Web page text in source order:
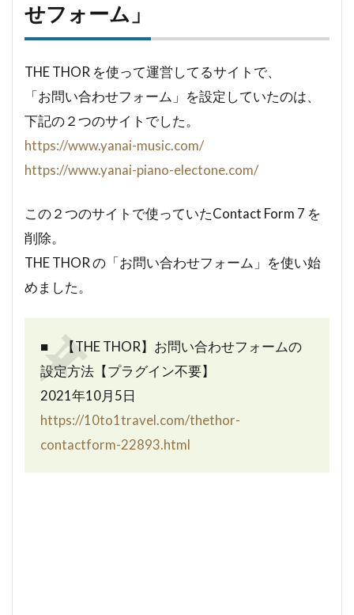
せフォーム」
THE THOR を使って運営してるサイトで、
「お問い合わせフォーム」を設定していたのは、
下記の２つのサイトでした。
https://www.yanai-music.com/
https://www.yanai-piano-electone.com/
この２つのサイトで使っていたContact Form 7 を
削除。
THE THOR の「お問い合わせフォーム」を使い始
めました。
■ 【THE THOR】お問い合わせフォームの
設定方法【プラグイン不要】
2021年10月5日
https://10to1travel.com/thethor-
contactform-22893.html